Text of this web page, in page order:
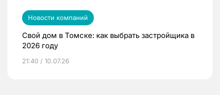
Новости компаний
Свой дом в Томске: как выбрать застройщика в
2026 году
21:40 / 10.07.26